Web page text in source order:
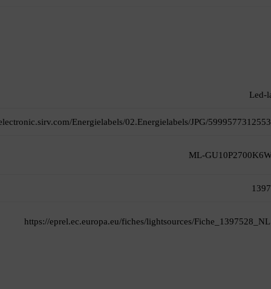
Led-
Energielabels/02.Energielabels/JPG/
ML-
https://eprel.ec.europa.eu/fiches/lightsources/